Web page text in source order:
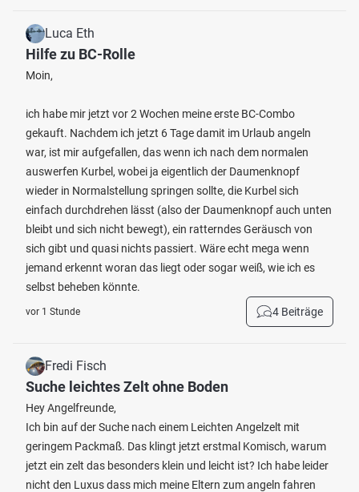
Luca Eth
Hilfe zu BC-Rolle
Moin,
ich habe mir jetzt vor 2 Wochen meine erste BC-Combo
gekauft. Nachdem ich jetzt 6 Tage damit im Urlaub angeln
war, ist mir aufgefallen, das wenn ich nach dem normalen
auswerfen Kurbel, wobei ja eigentlich der Daumenknopf
wieder in Normalstellung springen sollte, die Kurbel sich
einfach durchdrehen lässt (also der Daumenknopf auch unten
bleibt und sich nicht bewegt), ein ratterndes Geräusch von
sich gibt und quasi nichts passiert. Wäre echt mega wenn
jemand erkennt woran das liegt oder sogar weiß, wie ich es
selbst beheben könnte.
vor 1 Stunde 4 Beiträge
Fredi Fisch
Suche leichtes Zelt ohne Boden
Hey Angelfreunde,
Ich bin auf der Suche nach einem Leichten Angelzelt mit
geringem Packmaß. Das klingt jetzt erstmal Komisch, warum
jetzt ein zelt das besonders klein und leicht ist? Ich habe leider
nicht den Luxus dass mich meine Eltern zum angeln fahren